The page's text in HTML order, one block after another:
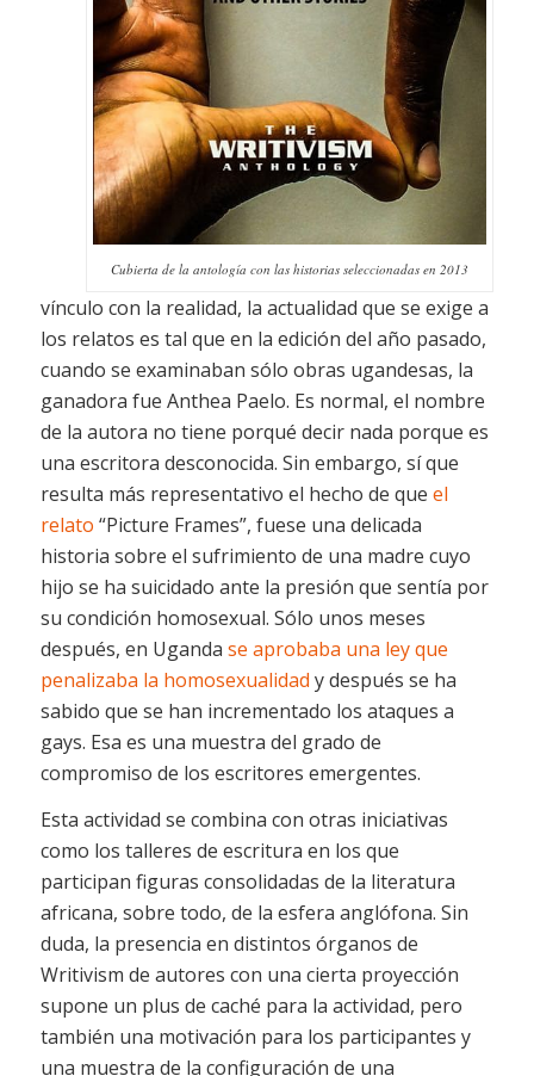
Cubierta de la antología con las historias seleccionadas en 2013
vínculo con la realidad, la actualidad que se exige a
los relatos es tal que en la edición del año pasado,
cuando se examinaban sólo obras ugandesas, la
ganadora fue Anthea Paelo. Es normal, el nombre
de la autora no tiene porqué decir nada porque es
una escritora desconocida. Sin embargo, sí que
resulta más representativo el hecho de que el
relato “Picture Frames”, fuese una delicada
historia sobre el sufrimiento de una madre cuyo
hijo se ha suicidado ante la presión que sentía por
su condición homosexual. Sólo unos meses
después, en Uganda se aprobaba una ley que
penalizaba la homosexualidad y después se ha
sabido que se han incrementado los ataques a
gays. Esa es una muestra del grado de
compromiso de los escritores emergentes.
Esta actividad se combina con otras iniciativas
como los talleres de escritura en los que
participan figuras consolidadas de la literatura
africana, sobre todo, de la esfera anglófona. Sin
duda, la presencia en distintos órganos de
Writivism de autores con una cierta proyección
supone un plus de caché para la actividad, pero
también una motivación para los participantes y
una muestra de la configuración de una